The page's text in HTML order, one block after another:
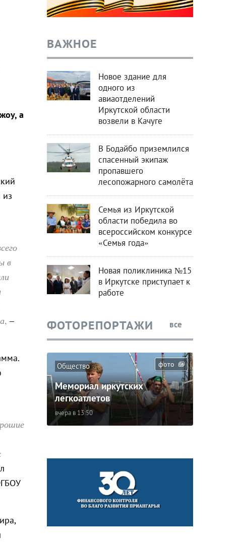
а
из
в
, –
ВАЖНОЕ
Новое здание для
одного из
авиаотделений
Иркутской области
возвели в Качуге
В Бодайбо приземлился
спасенный экипаж
пропавшего
лесопожарного самолёта
Семья из Иркутской
области победила во
всероссийском конкурсе
«Семья года»
Новая поликлиника №15
в Иркутске приступает к
работе
ФОТОРЕПОРТАЖИ все
фото
Общество
Мемориал иркутских
легкоатлетов
вчера в 13:50